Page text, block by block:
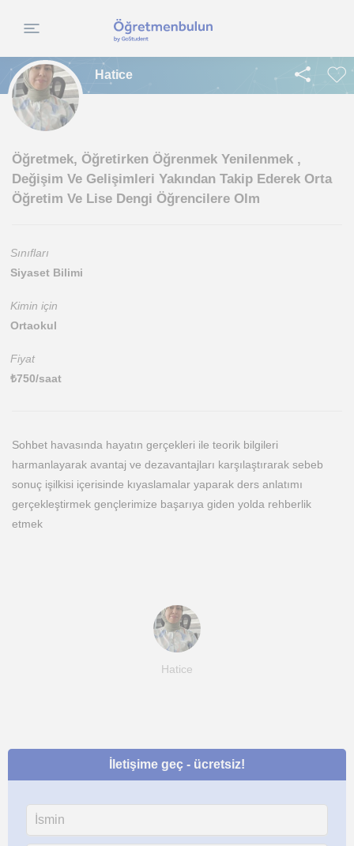
Hatice
Öğretmek, Öğretirken Öğrenmek Yenilenmek ,
Değişim Ve Gelişimleri Yakından Takip Ederek Orta
Öğretim Ve Lise Dengi Öğrencilere Olm
Sınıfları
Siyaset Bilimi
Kimin için
Ortaokul
Fiyat
₺750/saat
Sohbet havasında hayatın gerçekleri ile teorik bilgileri
harmanlayarak avantaj ve dezavantajları karşılaştırarak sebeb
sonuç işilkisi içerisinde kıyaslamalar yaparak ders anlatımı
gerçekleştirmek gençlerimize başarıya giden yolda rehberlik
etmek
Hatice
İletişime geç - ücretsiz!